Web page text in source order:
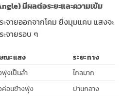
มีผลต่อระยะและความเข้ม
จายออกจากโคม ยิ่งมุมแคบ แสงจะ
จายรอบ ๆ
ณะแสง
ระยะทาง
งเป็นลำ
ไกลมาก
ค่อนข้างพุ่ง
ปานกลาง